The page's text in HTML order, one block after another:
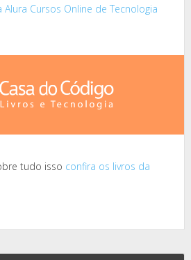
Alura Cursos Online de Tecnologia
tudo isso confira os livros da